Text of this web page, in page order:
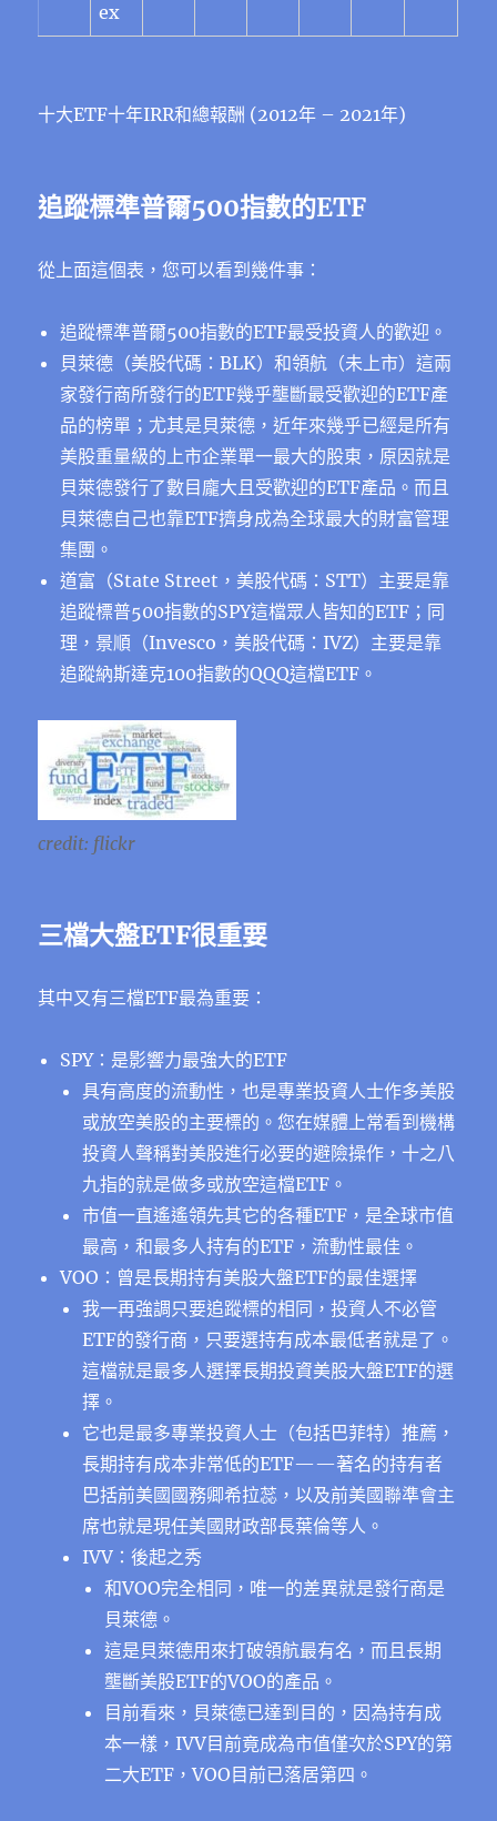
ex
十大ETF十年IRR和總報酬 (2012年 – 2021年)
追蹤標準普爾500指數的ETF
從上面這個表，您可以看到幾件事：
追蹤標準普爾500指數的ETF最受投資人的歡迎。
貝萊德（美股代碼：BLK）和領航（未上市）這兩
家發行商所發行的ETF幾乎壟斷最受歡迎的ETF產
品的榜單；尤其是貝萊德，近年來幾乎已經是所有
美股重量級的上市企業單一最大的股東，原因就是
貝萊德發行了數目龐大且受歡迎的ETF產品。而且
貝萊德自己也靠ETF擠身成為全球最大的財富管理
集團。
道富（State Street，美股代碼：STT）主要是靠
追蹤標普500指數的SPY這檔眾人皆知的ETF；同
理，景順（Invesco，美股代碼：IVZ）主要是靠
追蹤納斯達克100指數的QQQ這檔ETF。
credit: flickr
三檔大盤ETF很重要
其中又有三檔ETF最為重要：
SPY：是影響力最強大的ETF
具有高度的流動性，也是專業投資人士作多美股
或放空美股的主要標的。您在媒體上常看到機構
投資人聲稱對美股進行必要的避險操作，十之八
九指的就是做多或放空這檔ETF。
市值一直遙遙領先其它的各種ETF，是全球市值
最高，和最多人持有的ETF，流動性最佳。
VOO：曾是長期持有美股大盤ETF的最佳選擇
我一再強調只要追蹤標的相同，投資人不必管
ETF的發行商，只要選持有成本最低者就是了。
這檔就是最多人選擇長期投資美股大盤ETF的選
擇。
它也是最多專業投資人士（包括巴菲特）推薦，
長期持有成本非常低的ETF——著名的持有者
巴括前美國國務卿希拉蕊，以及前美國聯準會主
席也就是現任美國財政部長葉倫等人。
IVV：後起之秀
和VOO完全相同，唯一的差異就是發行商是
貝萊德。
這是貝萊德用來打破領航最有名，而且長期
壟斷美股ETF的VOO的產品。
目前看來，貝萊德已達到目的，因為持有成
本一樣，IVV目前竟成為市值僅次於SPY的第
二大ETF，VOO目前已落居第四。